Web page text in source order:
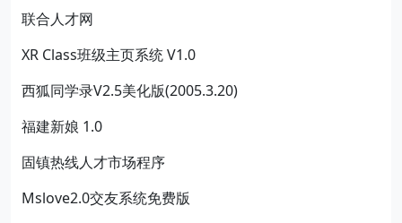
联合人才网
XR Class班级主页系统 V1.0
西狐同学录V2.5美化版(2005.3.20)
福建新娘 1.0
固镇热线人才市场程序
Mslove2.0交友系统免费版